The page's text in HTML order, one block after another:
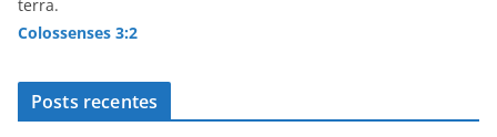
terra.
Colossenses 3:2
Posts recentes